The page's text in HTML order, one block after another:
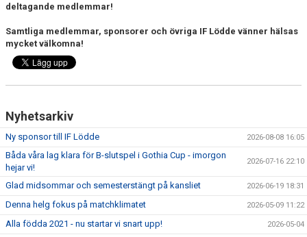
deltagande medlemmar!
Samtliga medlemmar, sponsorer och övriga IF Lödde vänner hälsas
mycket välkomna!
Nyhetsarkiv
Ny sponsor till IF Lödde 2026-08-08 16:05
Båda våra lag klara för B-slutspel i Gothia Cup - imorgon
hejar vi!
2026-07-16 22:10
Glad midsommar och semesterstängt på kansliet 2026-06-19 18:31
Denna helg fokus på matchklimatet 2026-05-09 11:22
Alla födda 2021 - nu startar vi snart upp! 2026-05-04